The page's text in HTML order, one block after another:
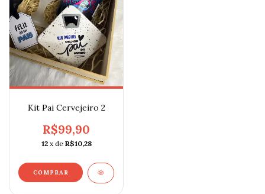
Kit Pai Cervejeiro 2
R$99,90
12 x de R$10,28